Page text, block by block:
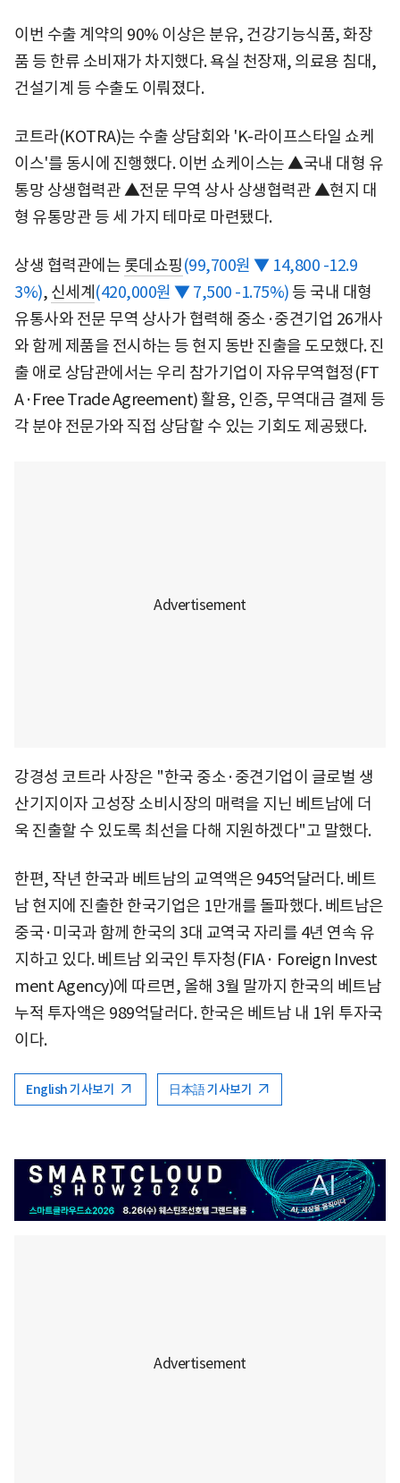
이번 수출 계약의 90% 이상은 분유, 건강기능식품, 화장
품 등 한류 소비재가 차지했다. 욕실 천장재, 의료용 침대,
건설기계 등 수출도 이뤄졌다.
코트라(KOTRA)는 수출 상담회와 'K-라이프스타일 쇼케
이스'를 동시에 진행했다. 이번 쇼케이스는 ▲국내 대형 유
통망 상생협력관 ▲전문 무역 상사 상생협력관 ▲현지 대
형 유통망관 등 세 가지 테마로 마련됐다.
상생 협력관에는 롯데쇼핑(99,700원 ▼ 14,800 -12.9
3%), 신세계 (420,000원 ▼ 7,500 -1.75%) 등 국내 대형
유통사와 전문 무역 상사가 협력해 중소·중견기업 26개사
와 함께 제품을 전시하는 등 현지 동반 진출을 도모했다. 진
출 애로 상담관에서는 우리 참가기업이 자유무역협정(FT
A·Free Trade Agreement) 활용, 인증, 무역대금 결제 등
각 분야 전문가와 직접 상담할 수 있는 기회도 제공됐다.
강경성 코트라 사장은 "한국 중소·중견기업이 글로벌 생
산기지이자 고성장 소비시장의 매력을 지닌 베트남에 더
욱 진출할 수 있도록 최선을 다해 지원하겠다"고 말했다.
한편, 작년 한국과 베트남의 교역액은 945억달러다. 베트
남 현지에 진출한 한국기업은 1만개를 돌파했다. 베트남은
중국·미국과 함께 한국의 3대 교역국 자리를 4년 연속 유
지하고 있다. 베트남 외국인 투자청(FIA· Foreign Invest
ment Agency)에 따르면, 올해 3월 말까지 한국의 베트남
누적 투자액은 989억달러다. 한국은 베트남 내 1위 투자국
이다.
English 기사보기 日本語 기사보기